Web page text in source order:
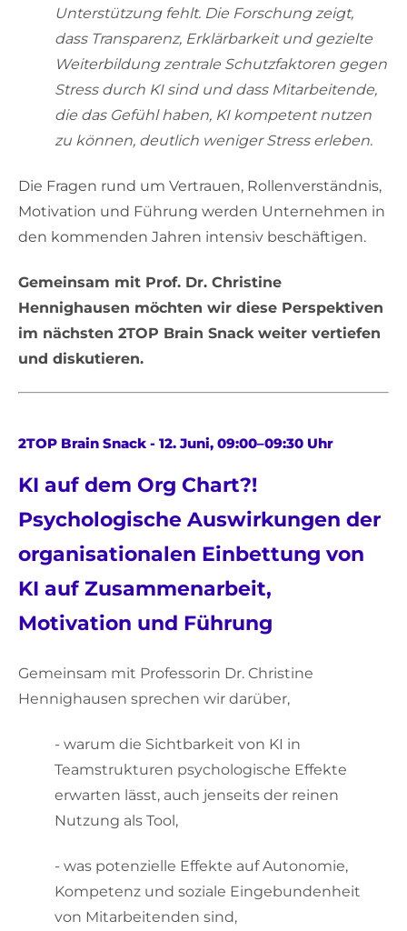
Unterstützung fehlt. Die Forschung zeigt,
dass Transparenz, Erklärbarkeit und gezielte
Weiterbildung zentrale Schutzfaktoren gegen
Stress durch KI sind und dass Mitarbeitende,
die das Gefühl haben, KI kompetent nutzen
zu können, deutlich weniger Stress erleben.
Die Fragen rund um Vertrauen, Rollenverständnis,
Motivation und Führung werden Unternehmen in
den kommenden Jahren intensiv beschäftigen.
Gemeinsam mit Prof. Dr. Christine
Hennighausen möchten wir diese Perspektiven
im nächsten 2TOP Brain Snack weiter vertiefen
und diskutieren.
2TOP Brain Snack - 12. Juni, 09:00–09:30 Uhr
KI auf dem Org Chart?!
Psychologische Auswirkungen der
organisationalen Einbettung von
KI auf Zusammenarbeit,
Motivation und Führung
Gemeinsam mit Professorin Dr. Christine
Hennighausen sprechen wir darüber,
- warum die Sichtbarkeit von KI in
Teamstrukturen psychologische Effekte
erwarten lässt, auch jenseits der reinen
Nutzung als Tool,
- was potenzielle Effekte auf Autonomie,
Kompetenz und soziale Eingebundenheit
von Mitarbeitenden sind,